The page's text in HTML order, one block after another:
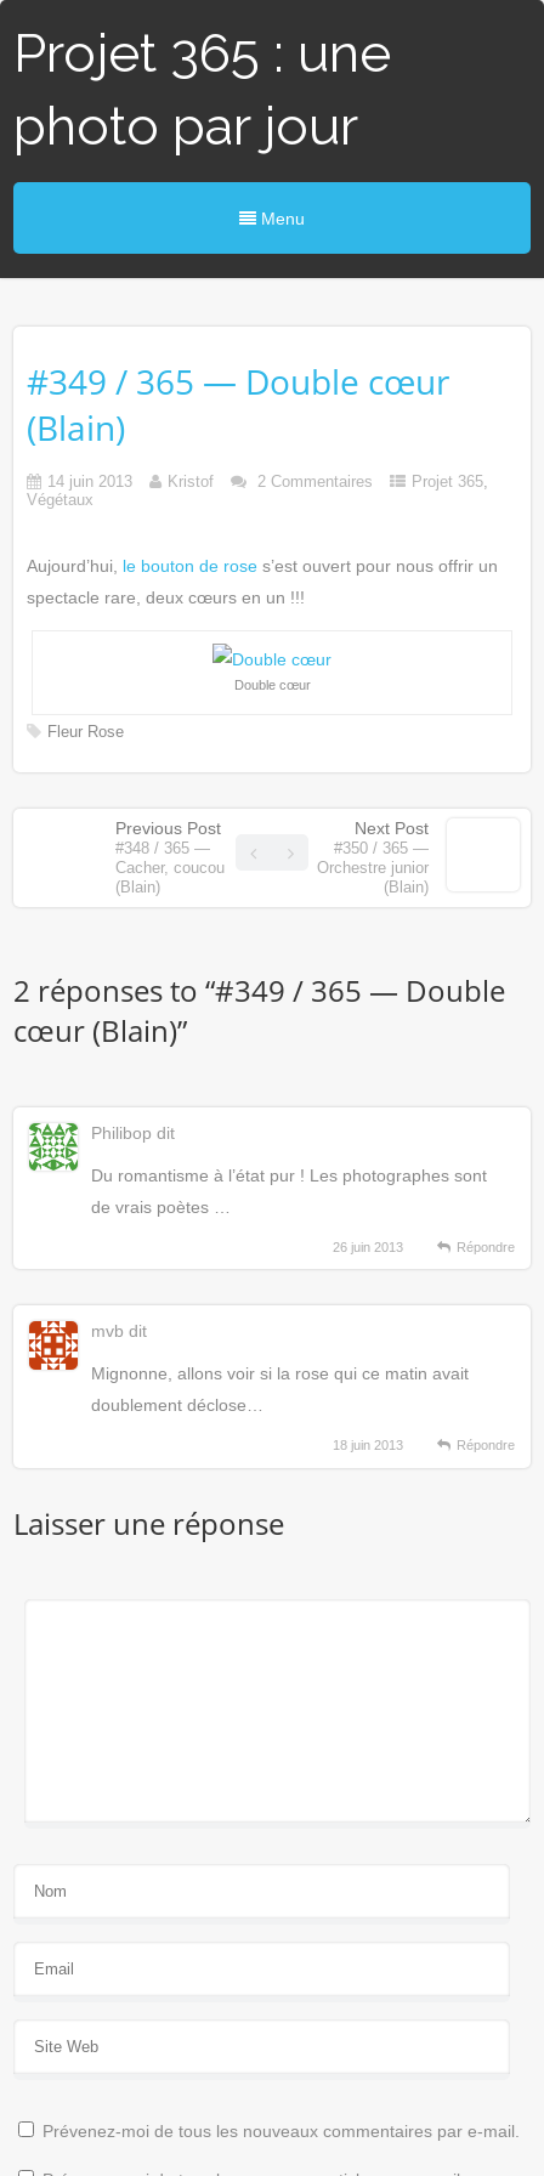
Projet 365 : une
photo par jour
Menu
#349 / 365 — Double cœur
(Blain)
14 juin 2013 Kristof 2 Commentaires Projet 365,
Végétaux
Aujourd’hui, le bouton de roses’est ouvert pour nous offrir un
spectacle rare, deux cœurs en un !!!
Double cœur
Fleur Rose
Previous Post
#348 / 365 —
Cacher, coucou
(Blain)
Next Post
#350 / 365 —
Orchestre junior
(Blain)
2 réponses to “#349 / 365 — Double
cœur (Blain)”
Philibop dit
Du romantisme à l’état pur ! Les photographes sont
de vrais poètes …
26 juin 2013 Répondre
mvb dit
Mignonne, allons voir si la rose qui ce matin avait
doublement déclose…
18 juin 2013 Répondre
Laisser une réponse
Prévenez-moi de tous les nouveaux commentaires par e-mail.